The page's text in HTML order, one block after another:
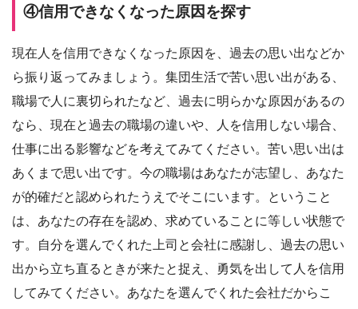
④信用できなくなった原因を探す
現在人を信用できなくなった原因を、過去の思い出などか
ら振り返ってみましょう。集団生活で苦い思い出がある、
職場で人に裏切られたなど、過去に明らかな原因があるの
なら、現在と過去の職場の違いや、人を信用しない場合、
仕事に出る影響などを考えてみてください。苦い思い出は
あくまで思い出です。今の職場はあなたが志望し、あなた
が的確だと認められたうえでそこにいます。ということ
は、あなたの存在を認め、求めていることに等しい状態で
す。自分を選んでくれた上司と会社に感謝し、過去の思い
出から立ち直るときが来たと捉え、勇気を出して人を信用
してみてください。あなたを選んでくれた会社だからこ